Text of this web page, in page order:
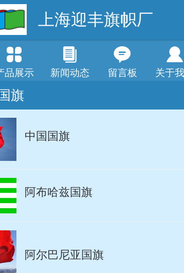
上海迎丰旗帜厂
品展示 新闻动态 留言板 关于
旗
中国国旗
阿布哈兹国旗
阿尔巴尼亚国旗